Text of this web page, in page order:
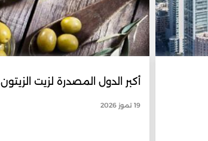
أكبر الدول المصدرة لزيت الزيتون
19 تموز 2026